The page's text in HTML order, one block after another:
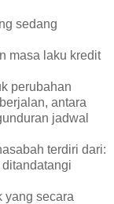
sedang
masa laku kredit
perubahan
antara
jadwal
terdiri dari:
yang secara